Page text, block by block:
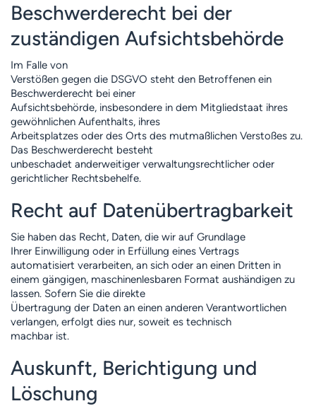
Beschwerde­recht bei der
zuständigen Aufsichts­behörde
Im Falle von
Verstößen gegen die DSGVO steht den Betroffenen ein
Beschwerderecht bei einer
Aufsichtsbehörde, insbesondere in dem Mitgliedstaat ihres
gewöhnlichen Aufenthalts, ihres
Arbeitsplatzes oder des Orts des mutmaßlichen Verstoßes zu.
Das Beschwerderecht besteht
unbeschadet anderweitiger verwaltungsrechtlicher oder
gerichtlicher Rechtsbehelfe.
Recht auf Daten­übertrag­barkeit
Sie haben das Recht, Daten, die wir auf Grundlage
Ihrer Einwilligung oder in Erfüllung eines Vertrags
automatisiert verarbeiten, an sich oder an einen Dritten in
einem gängigen, maschinenlesbaren Format aushändigen zu
lassen. Sofern Sie die direkte
Übertragung der Daten an einen anderen Verantwortlichen
verlangen, erfolgt dies nur, soweit es technisch
machbar ist.
Auskunft, Berichtigung und
Löschung